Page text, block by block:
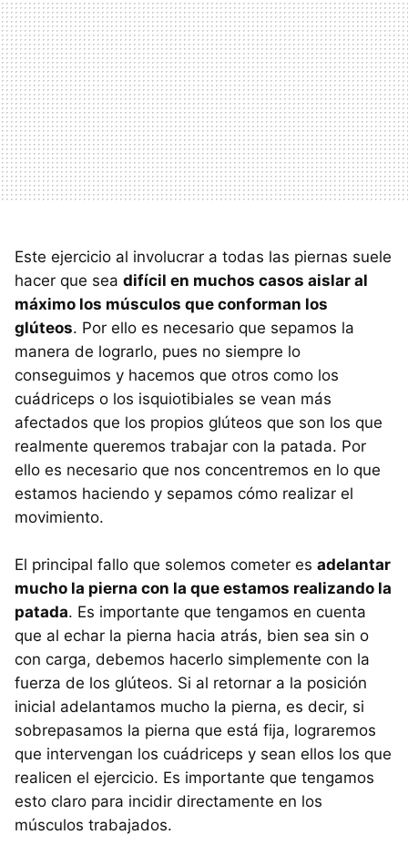
Este ejercicio al involucrar a todas las piernas suele
hacer que sea difícil en muchos casos aislar al
máximo los músculos que conforman los
glúteos. Por ello es necesario que sepamos la
manera de lograrlo, pues no siempre lo
conseguimos y hacemos que otros como los
cuádriceps o los isquiotibiales se vean más
afectados que los propios glúteos que son los que
realmente queremos trabajar con la patada. Por
ello es necesario que nos concentremos en lo que
estamos haciendo y sepamos cómo realizar el
movimiento.
El principal fallo que solemos cometer es adelantar
mucho la pierna con la que estamos realizando la
patada. Es importante que tengamos en cuenta
que al echar la pierna hacia atrás, bien sea sin o
con carga, debemos hacerlo simplemente con la
fuerza de los glúteos. Si al retornar a la posición
inicial adelantamos mucho la pierna, es decir, si
sobrepasamos la pierna que está fija, lograremos
que intervengan los cuádriceps y sean ellos los que
realicen el ejercicio. Es importante que tengamos
esto claro para incidir directamente en los
músculos trabajados.